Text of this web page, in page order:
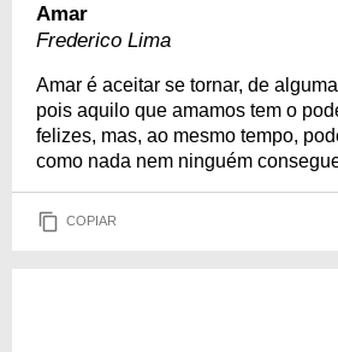
Amar
Frederico Lima
Amar é aceitar se tornar, de
pois aquilo que amamos tem o
felizes, mas, ao mesmo tempo,
como nada nem ninguém
COPIAR